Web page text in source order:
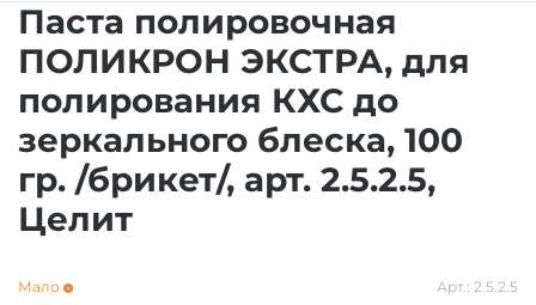
ЭНДОДОНТИЧЕСКОЕ ЛЕЧЕНИЕ
ШТИФТЫ СТЕКЛОВОЛОКНО / БЕЗЗОЛЬНЫЕ /
УПАКОВКА ДЛЯ СТЕРИЛИЗАЦИИ
ПРОВОЛОКА, ГИЛЬЗЫ, ШИНЫ, КЛАММЕРА
ОБОРУДОВАНИЕ
ЗУБОТЕХНИЧЕСКАЯ ЛАБОРАТОРИЯ
СИЛИКОНЫ
МАТЕРИАЛЫ И ИНСТРУМЕНТЫ ДЛЯ
ПОЛИРОВАНИЯ
ПРИСПОСОБЛЕНИЯ ДЛЯ ИЗГОТОВЛЕНИЯ
МОДЕЛЕЙ
Паста полировочная
ПОЛИКРОН ЭКСТРА, для
полирования КХС до
зеркального блеска, 100
гр. /брикет/, арт. 2.5.2.5,
Целит
Мало Арт.: 2.5.2.5